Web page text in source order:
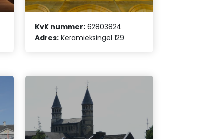
KvK nummer: 62803824
Adres: Keramieksingel 129